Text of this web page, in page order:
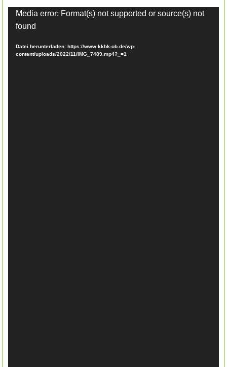
Video-
Player
Media error: Format(s) not supported or source(s) not
found
Datei herunterladen: https://www.kkbk-ob.de/wp-
content/uploads/2022/11/IMG_7489.mp4?_=1